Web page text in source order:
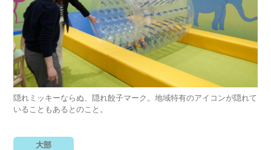
隠れミッキーならぬ、隠れ餃子マーク。地域特有のアイコンが隠れて
いることもあるとのこと。
大部